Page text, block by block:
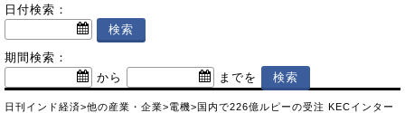
日付検索：
期間検索：
から
までを
日刊インド経済>他の産業・企業>電機> 国内で226億ルピーの受注 KECインター